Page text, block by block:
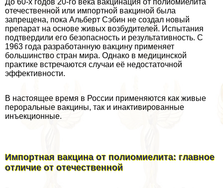
До 60-х годов 20-го века вакцинация от полиомиелита
отечественной или импортной вакциной была
запрещена, пока Альберт Сэбин не создал новый
препарат на основе живых возбудителей. Испытания
подтвердили его безопасность и результативность. С
1963 года разработанную вакцину применяет
большинство стран мира. Однако в медицинской
пpaктике встречаются случаи её недостаточной
эффективности.
В настоящее время в России применяются как живые
перopaльные вакцины, так и инактивированные
инъекционные.
Импортная вакцина от полиомиелита: главное
отличие от отечественной